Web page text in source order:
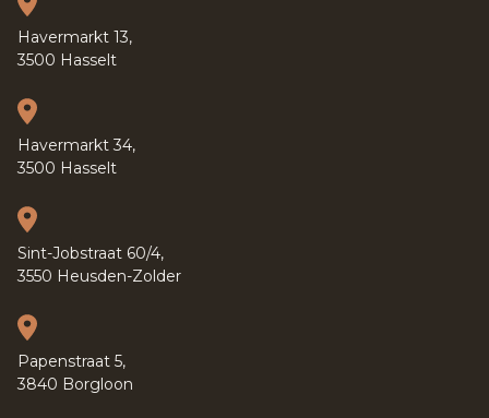
Havermarkt 13,
3500 Hasselt
Havermarkt 34,
3500 Hasselt
Sint-Jobstraat 60/4,
3550 Heusden-Zolder
Papenstraat 5,
3840 Borgloon